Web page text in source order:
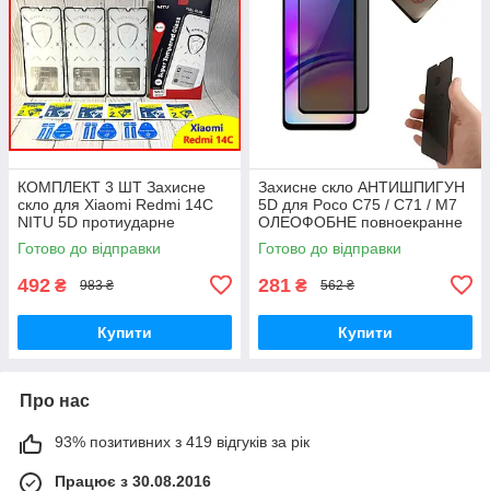
КОМПЛЕКТ 3 ШТ Захисне
скло для Xiaomi Redmi 14C
NITU 5D протиударне
ОЛЕОФОБНЕ скло
повноекранне на редмі 14с
Готово до відправки
492 ₴ 983 ₴
Купити
Захисне скло АНТИШПИГУН
5D для Poco C75 / C71 / M7
ОЛЕОФОБНЕ повноекранне
на телефон сяомі редмі 14с
чорне ПРЕМІУМ
Готово до відправки
281 ₴ 562 ₴
Купити
Про нас
93% позитивних з 419 відгуків за рік
Працює з 30.08.2016